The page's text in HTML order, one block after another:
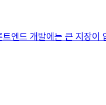
엔드 개발에는 큰 지장이